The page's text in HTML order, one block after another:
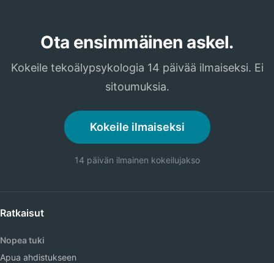
Ota ensimmäinen askel.
Kokeile tekoälypsykologia 14 päivää ilmaiseksi. Ei
sitoumuksia.
Kokeile ilmaiseksi
14 päivän ilmainen kokeilujakso
Ratkaisut
Nopea tuki
Apua ahdistukseen